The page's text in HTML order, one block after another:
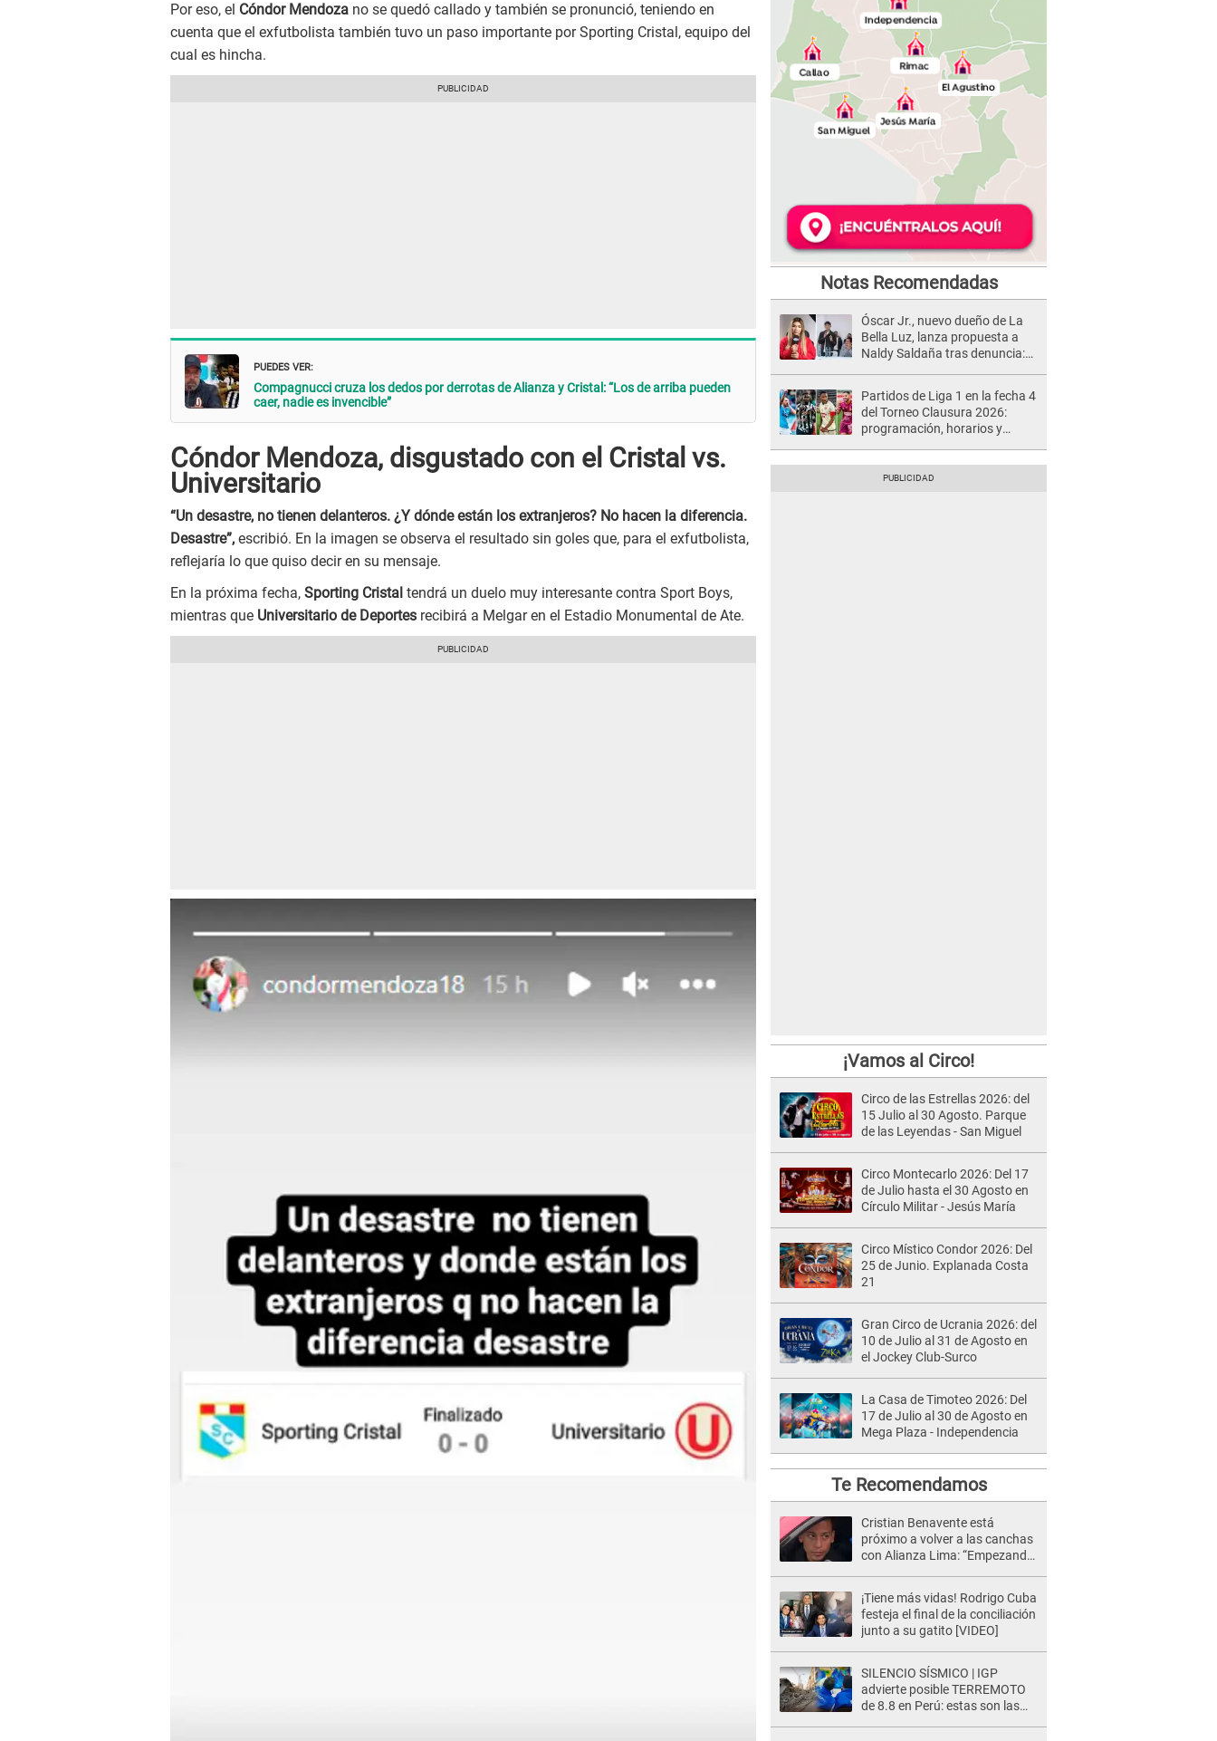
Por eso, el Cóndor Mendoza no se quedó callado y también se pronunció, teniendo en
cuenta que el exfutbolista también tuvo un paso importante por Sporting Cristal, equipo del
cual es hincha.
PUEDES VER:
Compagnucci cruza los dedos por derrotas de Alianza y Cristal: “Los de arriba pueden
caer, nadie es invencible”
Cóndor Mendoza, disgustado con el Cristal vs.
Universitario
“Un desastre, no tienen delanteros. ¿Y dónde están los extranjeros? No hacen la diferencia.
Desastre”, escribió. En la imagen se observa el resultado sin goles que, para el exfutbolista,
reflejaría lo que quiso decir en su mensaje.
En la próxima fecha, Sporting Cristal tendrá un duelo muy interesante contra Sport Boys,
mientras que Universitario de Deportes recibirá a Melgar en el Estadio Monumental de Ate.
Notas Recomendadas
Óscar Jr., nuevo dueño de La
Bella Luz, lanza propuesta a
Naldy Saldaña tras denuncia:
Partidos de Liga 1 en la fecha 4
del Torneo Clausura 2026:
programación, horarios y
¡Vamos al Circo!
Circo de las Estrellas 2026: del
15 Julio al 30 Agosto. Parque
de las Leyendas - San Miguel
Circo Montecarlo 2026: Del 17
de Julio hasta el 30 Agosto en
Círculo Militar - Jesús María
Circo Místico Condor 2026: Del
25 de Junio. Explanada Costa
21
Gran Circo de Ucrania 2026: del
10 de Julio al 31 de Agosto en
el Jockey Club-Surco
La Casa de Timoteo 2026: Del
17 de Julio al 30 de Agosto en
Mega Plaza - Independencia
Te Recomendamos
Cristian Benavente está
próximo a volver a las canchas
con Alianza Lima: “Empezando
¡Tiene más vidas! Rodrigo Cuba
festeja el final de la conciliación
junto a su gatito [VIDEO]
SILENCIO SÍSMICO | IGP
advierte posible TERREMOTO
de 8.8 en Perú: estas son las